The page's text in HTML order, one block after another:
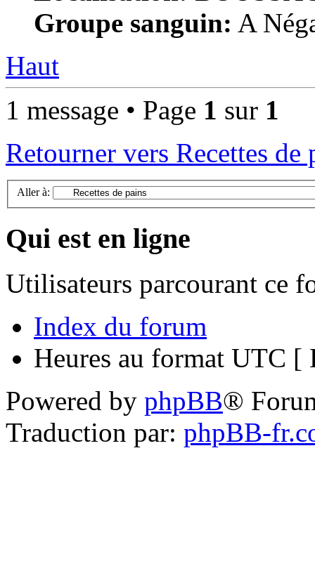
Groupe sanguin: A
Haut
1 message • Page 1 sur 1
Retourner vers Recettes de
Aller à:
Qui est en ligne
Utilisateurs parcourant ce
Index du forum
Heures au format UTC [
Powered by phpBB®
Traduction par: phpBB-